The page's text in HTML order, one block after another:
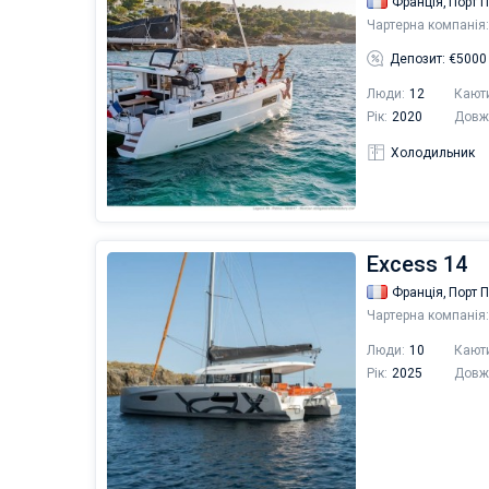
Чартерна компанія:
Депозит: €5000
Люди: 12
Рік: 2020
Холодильник
Excess 14
Франція, Порт
Чартерна компанія:
Люди: 10
Рік: 2025